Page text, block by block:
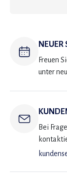
Freuen
unter
Bei